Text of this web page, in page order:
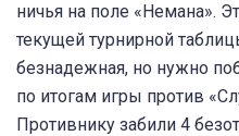
ничья на поле «Немана».
текущей турнирной
безнадежная, но нужно
по итогам игры против
Противнику забили 4